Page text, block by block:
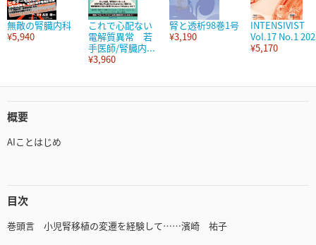
無敵の腎臓内科
¥5,940
これで心配ない
電解質異常 若
手医師/腎臓内...
¥3,960
腎と透析98巻1号
¥3,190
INTENSIVIST
Vol.17 No.1
¥5,170
概要
AIことはじめ
目次
巻頭言 小児腎移植の変遷を経験して……濱崎 祐子